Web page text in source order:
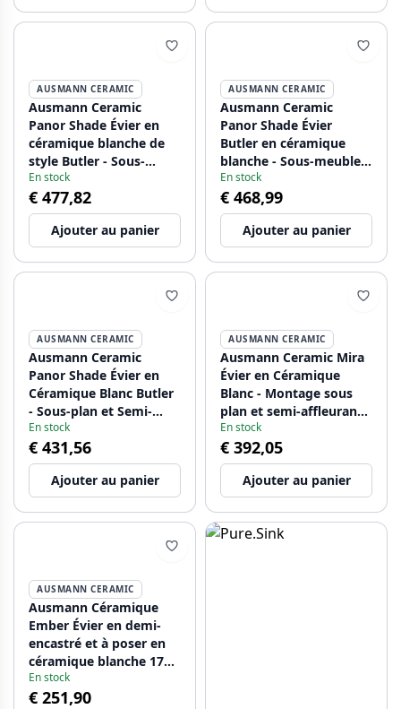
AUSMANN CERAMIC
Ausmann Ceramic
Panor Shade Évier en
céramique blanche de
style Butler - Sous-
comptoir et
intermédiaire 630 x 597
mm avec trou de
robinet et bouchon doré
1208970558
En stock
€ 477,82
Ajouter au panier
AUSMANN CERAMIC
Ausmann Ceramic
Panor Shade Évier
Butler en céramique
blanche - Sous-meuble
et intermédiaire 630 x
597 mm avec banque de
trous de robinet et
bouchon en cuivre
1208970559
En stock
€ 468,99
Ajouter au panier
AUSMANN CERAMIC
Ausmann Ceramic
Panor Shade Évier en
Céramique Blanc Butler
- Sous-plan et Semi-
encastré 630 x 597 mm
avec plage pour robinet
et bouchon en inox
1208970560.
En stock
€ 431,56
Ajouter au panier
AUSMANN CERAMIC
Ausmann Ceramic Mira
Évier en Céramique
Blanc - Montage sous
plan et semi-affleurant
590 x 458 mm avec
bouchon en inox
1208970733
En stock
€ 392,05
Ajouter au panier
AUSMANN CERAMIC
Ausmann Céramique
Ember Évier en demi-
encastré et à poser en
céramique blanche 174
x 400 mm avec bonde
en inox 1208970734
En stock
€ 251,90